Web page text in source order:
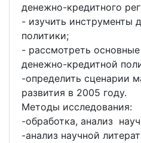
денежно-кредитного
- изучить инструменты
политики;
- рассмотреть
денежно-кредитной
-определить сценарии
развития в 2005 году.
Методы исследования:
-обработка, анализ
-анализ научной